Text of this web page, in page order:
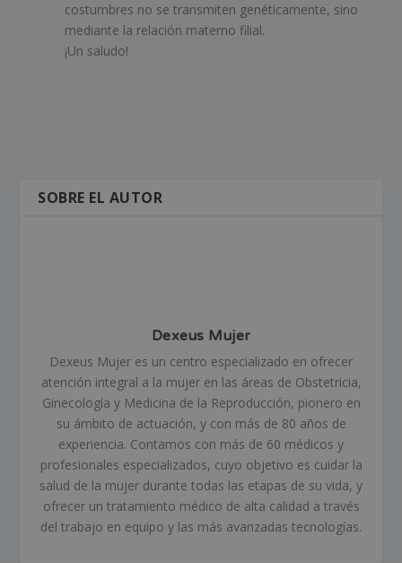
costumbres no se transmiten genéticamente, sino
mediante la relación materno filial.
¡Un saludo!
SOBRE EL AUTOR
Dexeus Mujer
Dexeus Mujer es un centro especializado en ofrecer
atención integral a la mujer en las áreas de Obstetricia,
Ginecología y Medicina de la Reproducción, pionero en
su ámbito de actuación, y con más de 80 años de
experiencia. Contamos con más de 60 médicos y
profesionales especializados, cuyo objetivo es cuidar la
salud de la mujer durante todas las etapas de su vida, y
ofrecer un tratamiento médico de alta calidad a través
del trabajo en equipo y las más avanzadas tecnologías.